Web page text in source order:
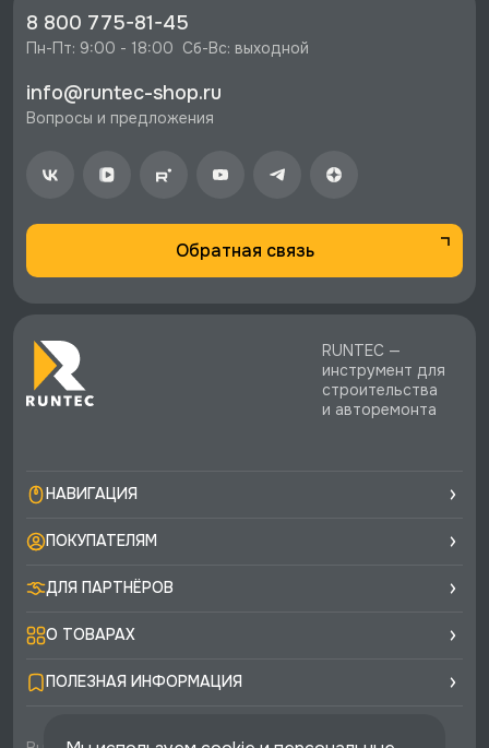
S3FL102540-B со скидкой - 2919 руб.
⚡️ Бесплатная доставка в Москве, Санкт-
стоимости заказа.
8 800 775-81-45
Пн-Пт: 9:00 - 18:00  Сб-Вс: выходной
info@runtec-shop.ru
Вопросы и предложения
Обратная связь
RUNTEC —
инструмент для
строительства
и авторемонта
НАВИГАЦИЯ
ПОКУПАТЕЛЯМ
ДЛЯ ПАРТНЁРОВ
О ТОВАРАХ
ПОЛЕЗНАЯ ИНФОРМАЦИЯ